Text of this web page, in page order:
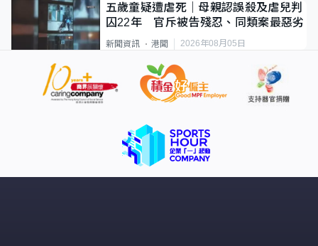
五歲童疑遭虐死｜母親認誤殺及虐兒判
囚22年 官斥被告殘忍、同類案最惡劣
新聞資訊 港聞 2026年08月05日